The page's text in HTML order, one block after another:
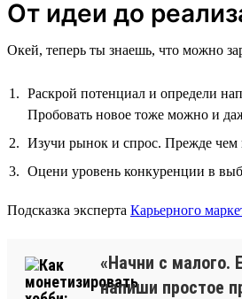
От идеи до
Окей, теперь ты знаешь, что можно
Раскрой потенциал и определи
Пробовать новое тоже можно и
Изучи рынок и спрос. Прежде чем
Оцени уровень конкуренции в
Подсказка эксперта Карьерного
«Начни с малого.
напиши простое